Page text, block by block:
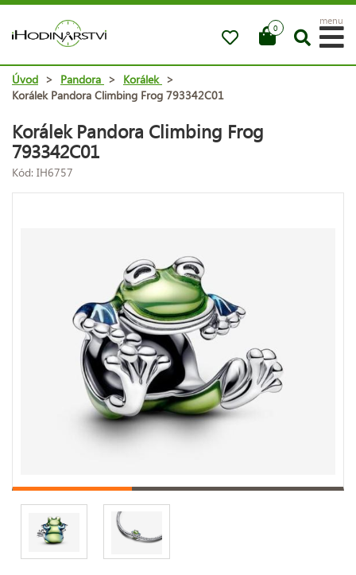
0
menu
Úvod > Pandora > Korálek >
Korálek Pandora Climbing Frog 793342C01
Korálek Pandora Climbing Frog
793342C01
Kód: IH6757